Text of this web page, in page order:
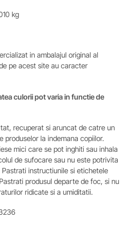
kg
in ambalajul original al
pe acest site au caracter
culorii pot varia in functie de
recuperat si aruncat de catre un
produselor la indemana copiilor.
mici care se pot inghiti sau inhala
de sufocare sau nu este potrivita
instructiunile si etichetele
produsul departe de foc, si nu
ridicate si a umiditatii.